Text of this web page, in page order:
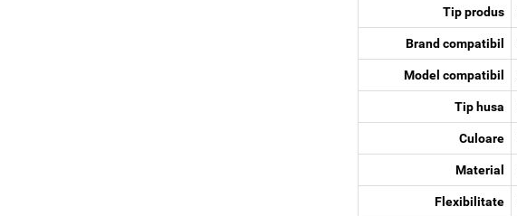
Tip produs
Brand compatibil
Model compatibil
Tip husa
Culoare
Material
Flexibilitate